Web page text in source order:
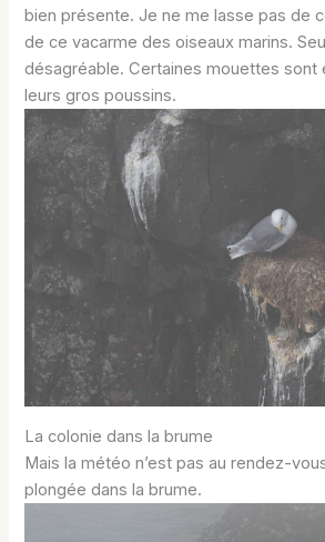
bien présente. Je ne me lasse pas de
de ce vacarme des oiseaux marins.
désagréable. Certaines mouettes sont
leurs gros poussins.
La colonie dans la brume
Mais la météo n’est pas au rendez-
plongée dans la brume.